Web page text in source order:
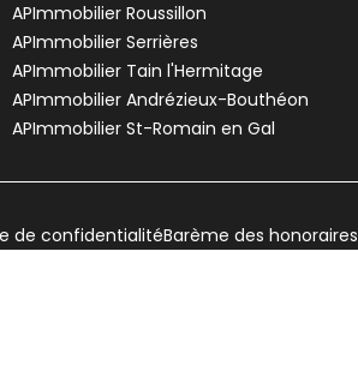
APImmobilier Roussillon
APImmobilier Serrières
APImmobilier Tain l'Hermitage
APImmobilier Andrézieux-Bouthéon
APImmobilier St-Romain en Gal
de confidentialitéBarème des honoraires